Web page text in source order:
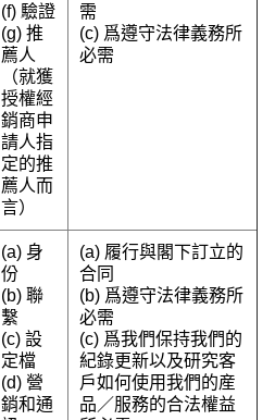
(f) 驗證
(g) 推
薦人
（就獲
授權經
銷商申
請人指
定的推
薦人而
言）
需
(c) 爲遵守法律義務所
必需
(a) 身
份
(b) 聯
繫
(c) 設
定檔
(d) 營
銷和通
(a) 履行與閣下訂立的
合同
(b) 爲遵守法律義務所
必需
(c) 爲我們保持我們的
紀錄更新以及研究客
戶如何使用我們的産
品／服務的合法權益